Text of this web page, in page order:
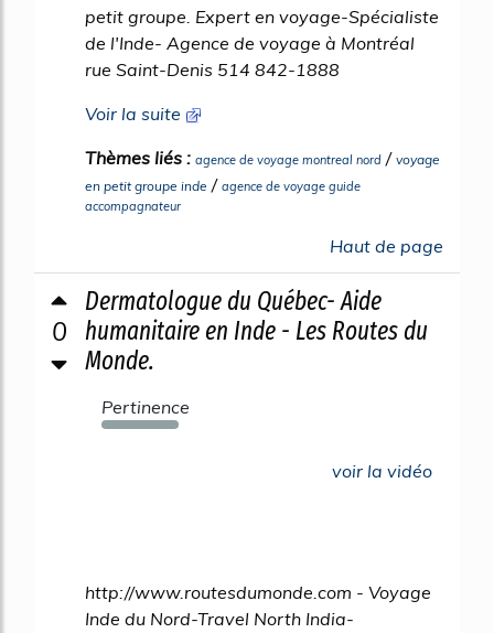
petit groupe. Expert en voyage-Spécialiste
de l'Inde- Agence de voyage à Montréal
rue Saint-Denis 514 842-1888
Voir la suite
Thèmes liés : agence de voyage montreal nord / voyage
en petit groupe inde / agence de voyage guide
accompagnateur
Haut de page
0
Dermatologue du Québec- Aide
humanitaire en Inde - Les Routes du
Monde.
Pertinence
189%
voir la vidéo
http://www.routesdumonde.com - Voyage
Inde du Nord-Travel North India-